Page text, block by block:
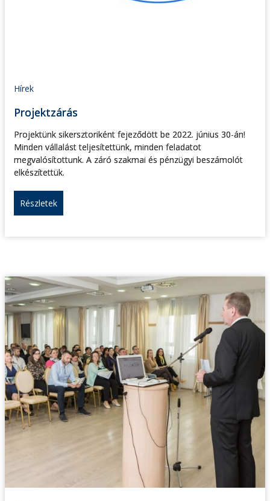
Hírek
Projektzárás
Projektünk sikersztoriként fejeződött be 2022. június 30-án!
Minden vállalást teljesítettünk, minden feladatot
megvalósítottunk. A záró szakmai és pénzügyi beszámolót
elkészítettük.
Részletek